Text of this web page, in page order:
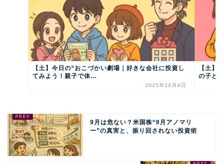
【土】今日の“おこづかい劇場｜好きな会社に投資し
てみよう！親子で体...
2025年10月4日
【土
の子ど
9月は危ない？米国株“9月アノマリ
ー”の真実と、振り回されない投資術